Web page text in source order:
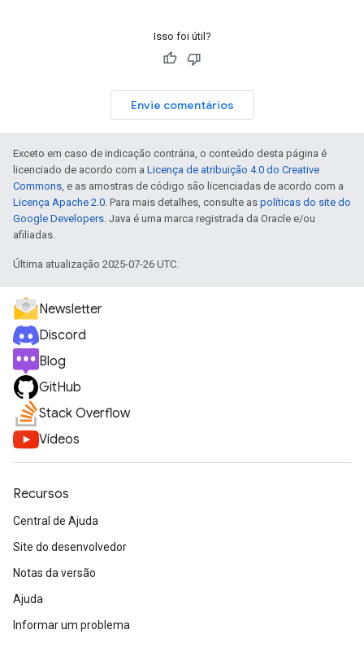
Isso foi útil?
Envie comentários
Exceto em caso de indicação contrária, o conteúdo desta página é
licenciado de acordo com a Licença de atribuição 4.0 do Creative
Commons, e as amostras de código são licenciadas de acordo com a
Licença Apache 2.0. Para mais detalhes, consulte as políticas do site do
Google Developers. Java é uma marca registrada da Oracle e/ou
afiliadas.
Última atualização 2025-07-26 UTC.
Newsletter
Discord
Blog
GitHub
Stack Overflow
Vídeos
Recursos
Central de Ajuda
Site do desenvolvedor
Notas da versão
Ajuda
Informar um problema